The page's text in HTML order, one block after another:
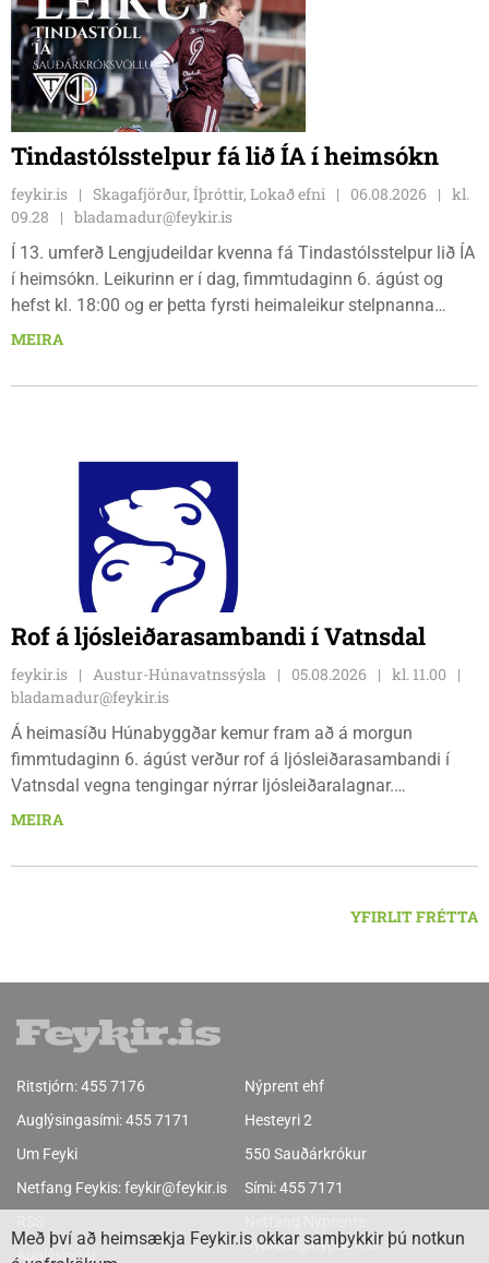
Tindastólsstelpur fá lið ÍA í heimsókn
feykir.is Skagafjörður, Íþróttir, Lokað efni 06.08.2026
kl.
09.28
bladamadur@feykir.is
Í 13. umferð Lengjudeildar kvenna fá Tindastólsstelpur lið ÍA
í heimsókn. Leikurinn er í dag, fimmtudaginn 6. ágúst og
hefst kl. 18:00 og er þetta fyrsti heimaleikur stelpnanna
síðan 18. júlí. Spáin fyrir leikinn er fín, lítil háttar rigning og
veðri og skella sér á völlinn.
MEIRA
Rof á ljósleiðarasambandi í Vatnsdal
feykir.is Austur-Húnavatnssýsla 05.08.2026
kl. 11.00
bladamadur@feykir.is
Á heimasíðu Húnabyggðar kemur fram að á morgun
fimmtudaginn 6. ágúst verður rof á ljósleiðarasambandi í
Vatnsdal vegna tengingar nýrrar ljósleiðaralagnar.
Ljósleiðarasambandið verður rofið á morgun fimmtudag
MEIRA
YFIRLIT FRÉTTA
Ritstjórn:455 7176
Auglýsingasími:455 7171
Um Feyki
Netfang Feykis:feykir@feykir.is
Auglýsingar
Nýprent ehf
Hesteyri 2
550 Sauðárkrókur
Sími:455 7171
nyprent@nyprent.is
Með því að heimsækja Feykir.is okkar samþykkir þú notkun